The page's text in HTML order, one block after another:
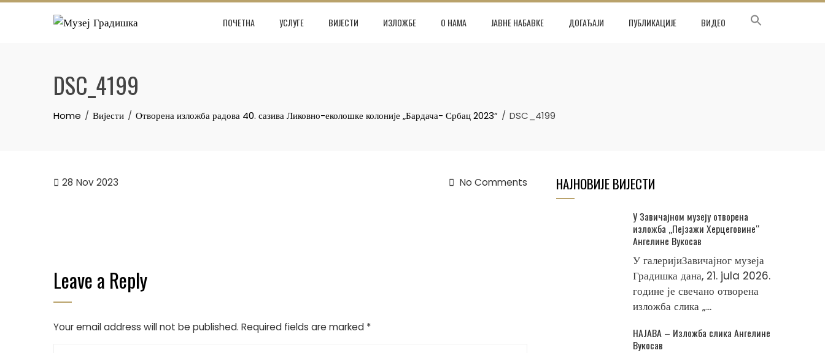
Skip
ПОЧЕТНА УСЛУГЕ ВИЈЕСТИ ИЗЛОЖБЕ О НАМА ЈАВНЕ НАБАВКЕ ДОГАЂАЈИ ПУБЛИКАЦИЈЕ ВИДЕО
DSC_4199
Home Вијести Отворена изложба радова 40. сазива Ликовно-еколошке колоније „Бардача- Србац 2023“ DSC_4199
28 Nov 2023 No Comments
Leave a Reply
Your email address will not be published. Required fields are marked *
НАЈНОВИЈЕ ВИЈЕСТИ
У Завичајном музеју отворена
изложба „Пејзажи Херцеговине“
Ангелине Вукосав
У галеријиЗавичајног музеја
Градишка дана, 21. jula 2026.
године је свечано отворена
изложба слика „...
НАЈАВА – Изложба слика Ангелине
Вукосав